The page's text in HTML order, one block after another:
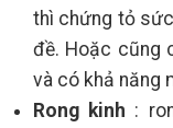
thì chứng tỏ
đề. Hoặc cũng
và có khả năng
Rong kinh :